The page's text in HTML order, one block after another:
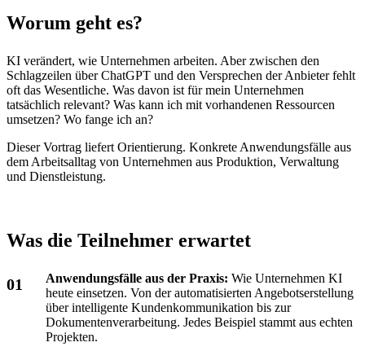
Worum geht es?
KI verändert, wie Unternehmen arbeiten. Aber zwischen den
Schlagzeilen über ChatGPT und den Versprechen der Anbieter fehlt
oft das Wesentliche. Was davon ist für mein Unternehmen
tatsächlich relevant? Was kann ich mit vorhandenen Ressourcen
umsetzen? Wo fange ich an?
Dieser Vortrag liefert Orientierung. Konkrete Anwendungsfälle aus
dem Arbeitsalltag von Unternehmen aus Produktion, Verwaltung
und Dienstleistung.
Was die Teilnehmer erwartet
Anwendungsfälle aus der Praxis: Wie Unternehmen KI
heute einsetzen. Von der automatisierten Angebotserstellung
über intelligente Kundenkommunikation bis zur
Dokumentenverarbeitung. Jedes Beispiel stammt aus echten
Projekten.